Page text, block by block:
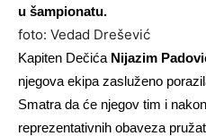
u šampionatu.
foto: Vedad Drešević
Kapiten Dečića Nijazim
njegova ekipa zasluženo
Smatra da će njegov tim i
reprezentativnih obaveza